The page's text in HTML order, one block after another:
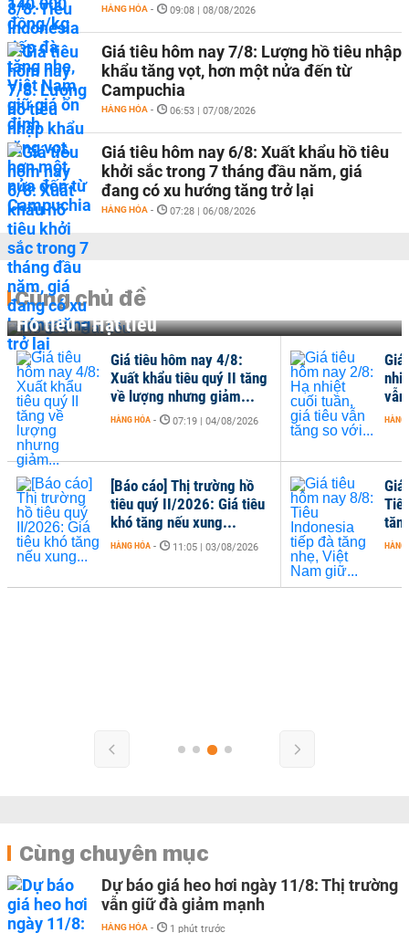
HÀNG HÓA - 09:08 | 08/08/2026
Giá tiêu hôm nay 7/8: Lượng hồ tiêu nhập
khẩu tăng vọt, hơn một nửa đến từ
Campuchia
HÀNG HÓA - 06:53 | 07/08/2026
Giá tiêu hôm nay 6/8: Xuất khẩu hồ tiêu
khởi sắc trong 7 tháng đầu năm, giá
đang có xu hướng tăng trở lại
HÀNG HÓA - 07:28 | 06/08/2026
Cùng chủ đề
Hồ tiêu - Hạt tiêu
HÀNG
Giá tiêu hôm nay 4/8:
Xuất khẩu tiêu quý II tăng
về lượng nhưng giảm...
HÀNG HÓA - 07:19 | 04/08/2026
[Báo cáo] Thị trường hồ
tiêu quý II/2026: Giá tiêu
khó tăng nếu xung...
HÀNG HÓA - 11:05 | 03/08/2026
HÀNG
Cùng chuyên mục
Dự báo giá heo hơi ngày 11/8: Thị trường
vẫn giữ đà giảm mạnh
HÀNG HÓA - 1 phút trước